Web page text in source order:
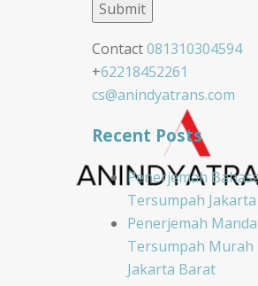
Contact081310304594
+62218452261
cs@anindyatrans.com
Recent Posts
Penerjemah
Tersumpah
Penerjemah
Tersumpah Murah
Jakarta Barat